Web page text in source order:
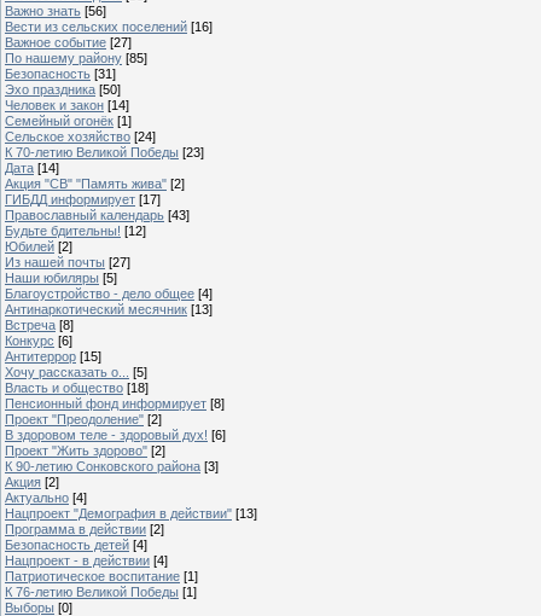
Важно знать [56]
Вести из сельских поселений [16]
Важное событие [27]
По нашему району [85]
Безопасность [31]
Эхо праздника [50]
Человек и закон [14]
Семейный огонёк [1]
Сельское хозяйство [24]
К 70-летию Великой Победы [23]
Дата [14]
Акция "СВ" "Память жива" [2]
ГИБДД информирует [17]
Православный календарь [43]
Будьте бдительны! [12]
Юбилей [2]
Из нашей почты [27]
Наши юбиляры [5]
Благоустройство - дело общее [4]
Антинаркотический месячник [13]
Встреча [8]
Конкурс [6]
Антитеррор [15]
Хочу рассказать о...
[5]
Власть и общество [18]
Пенсионный фонд информирует [8]
Проект "Преодоление" [2]
В здоровом теле - здоровый дух! [6]
Проект "Жить здорово" [2]
К 90-летию Сонковского района [3]
Акция [2]
Актуально [4]
Нацпроект "Демография в действии" [13]
Программа в действии [2]
Безопасность детей [4]
Нацпроект - в действии [4]
Патриотическое воспитание [1]
К 76-летию Великой Победы [1]
Выборы [0]